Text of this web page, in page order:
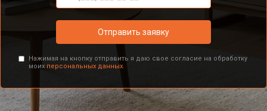
Отправить заявку
Нажимая на кнопку отправить я даю свое согласие на обработку
моих персональных данных.